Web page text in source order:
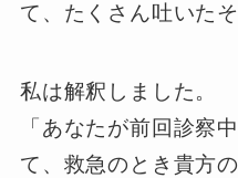
て、たくさん吐いたそ
私は解釈しました。
「あなたが前回診察
て、救急のとき貴方